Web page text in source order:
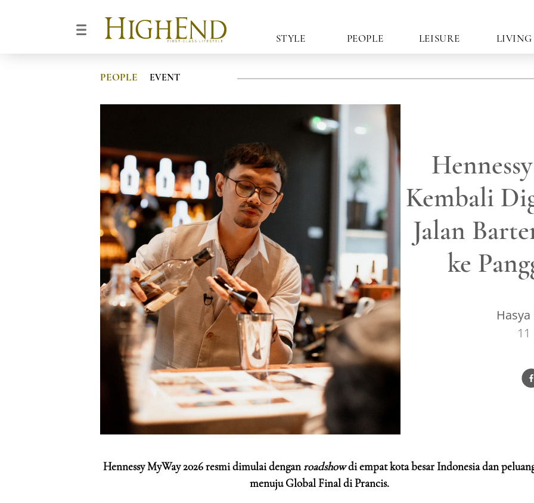
STYLE PEOPLE LEISURE LIVING
PEOPLE EVENT
Kembali
Jalan
ke
Hennessy MyWay 2026 resmi dimulai denganroadshowdi empat kota besar Indonesia dan
menuju Global Final di Prancis.